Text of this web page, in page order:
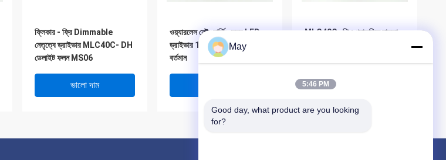
ফ্লিকার - ফ্রি Dimmable
নেতৃত্বে ড্রাইভার MLC40C- DH
ডেলাইট ফলন MS06
ভালো দাম
ওয়্যারলেস নেটওয়ার্কিং সেন্সর LED
ড্রাইভার 18w মাল্টি সঙ্গে - আউটপুট
বর্তমান
MLC40C- পিএ প্রাকৃতিক হালকা
May
5:46 PM
Good day, what product are you looking
for?